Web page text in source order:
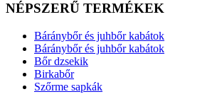
NÉPSZERŰ TERMÉKEK
Báránybőr és juhbőr kabátok
Báránybőr és juhbőr kabátok
Bőr dzsekik
Birkabőr
Szőrme sapkák